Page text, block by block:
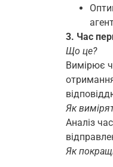
3. Час
Що це?
Вимірює
Як
Аналіз
Як